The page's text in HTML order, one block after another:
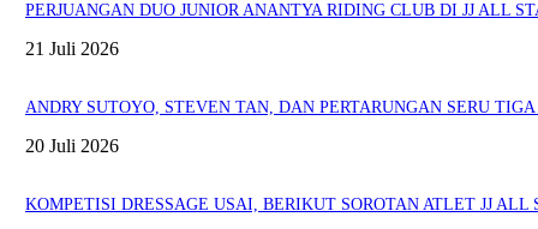
PERJUANGAN DUO JUNIOR ANANTYA RIDING CLUB DI JJ ALL
21 Juli 2026
ANDRY SUTOYO, STEVEN TAN, DAN PERTARUNGAN SERU
20 Juli 2026
KOMPETISI DRESSAGE USAI, BERIKUT SOROTAN ATLET JJ ALL